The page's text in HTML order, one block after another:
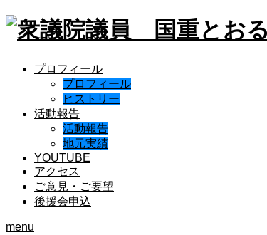
プロフィール
プロフィール
ヒストリー
活動報告
活動報告
地元実績
YOUTUBE
アクセス
ご意見・ご要望
後援会申込
menu